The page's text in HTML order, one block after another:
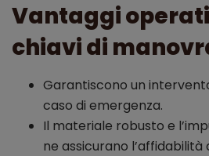
Vantaggi
chiavi di
Garantiscono un
caso di emergenza.
Il materiale robusto e
ne assicurano l’affidabilità